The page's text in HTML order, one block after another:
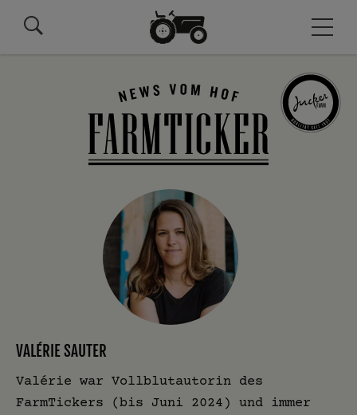
VALÉRIE SAUTER
Valérie war Vollblutautorin des
FarmTickers (bis Juni 2024) und immer